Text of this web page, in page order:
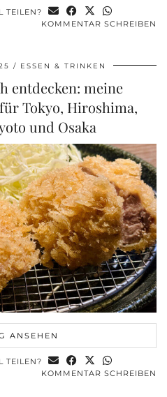
TEILEN?
KOMMENTAR SCHREIBEN
ESSEN & TRINKEN
entdecken: meine
Tokyo, Hiroshima,
und Osaka
ANSEHEN
TEILEN?
KOMMENTAR SCHREIBEN